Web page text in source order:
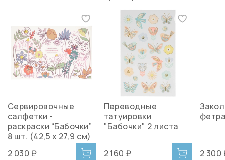
Сервировочные
салфетки -
раскраски “Бабочки”
8 шт. (42,5 x 27,9 см)
2 030 ₽
Переводные
татуировки
"Бабочки" 2 листа
2 160 ₽ 2 300